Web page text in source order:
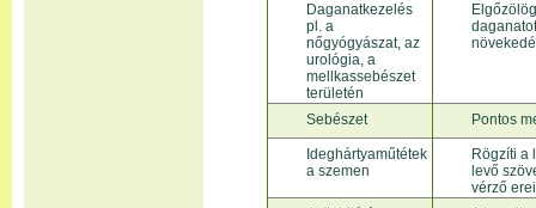
Daganatkezelés
pl. a
nőgyógyászat, az
urológia, a
mellkassebészet
területén
Sebészet Pontos
Ideghártyaműtétek
a szemen
Rögzíti a
levő
vérző